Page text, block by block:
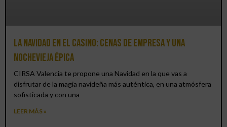
La Navidad en el Casino: cenas de empresa y una
Nochevieja épica
CIRSA Valencia te propone una Navidad en la que vas a
disfrutar de la magia navideña más auténtica, en una atmósfera
sofisticada y con una
LEER MÁS »